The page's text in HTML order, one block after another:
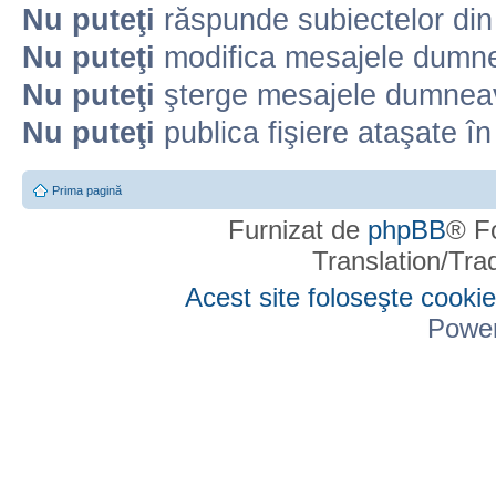
Nu puteţi răspunde subiectelor
Nu puteţi modifica mesajele
Nu puteţi şterge mesajele
Nu puteţi publica fişiere ataşate
Prima pagină
Furnizat de phpBB®
Translation/
Acest site foloseşte